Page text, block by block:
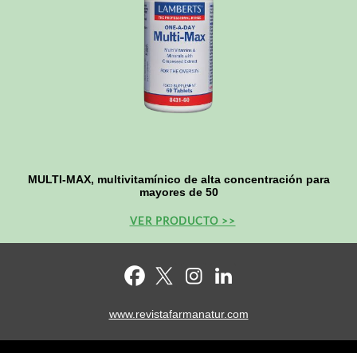
MULTI-MAX, multivitamínico de alta concentración para
mayores de 50
VER PRODUCTO >>
www.revistafarmanatur.com